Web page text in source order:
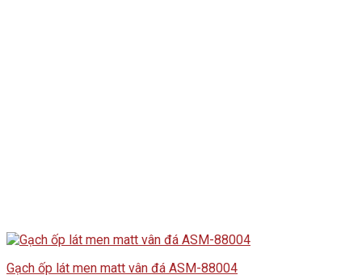
Gạch ốp lát men matt vân đá ASM-88004